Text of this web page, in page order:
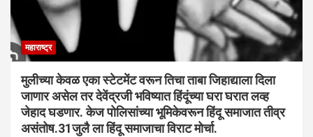
महाराष्ट्र
मुलीच्या केवळ एका स्टेटमेंट वरून तिचा ताबा जिहाद्याला दिला
जाणार असेल तर देवेंद्रजी भविष्यात हिंदूंच्या घरा घरात लव्ह
जेहाद घडणार. केज पोलिसांच्या भूमिकेवरून हिंदू समाजात तीव्र
असंतोष.31जुलै ला हिंदू समाजाचा विराट मोर्चा.